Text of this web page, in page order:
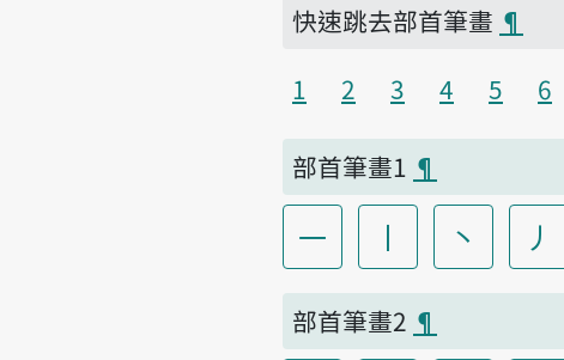
快速跳去部首筆畫 ¶
1
2 3 4 5 6
部首筆畫1 ¶
一 丨 丶 丿
部首筆畫2 ¶